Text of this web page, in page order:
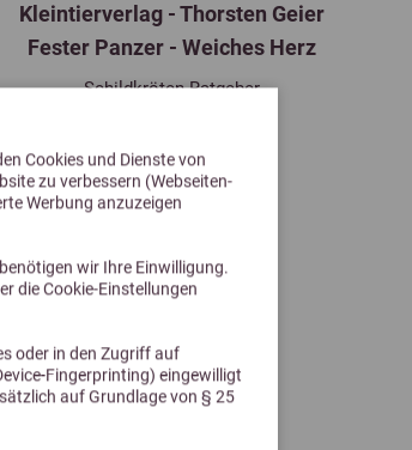
Cookies und Dienste von
zu verbessern (Webseiten-
Werbung anzuzeigen
wir Ihre Einwilligung.
die Cookie-Einstellungen
oder in den Zugriff auf
Fingerprinting) eingewilligt
auf Grundlage von § 25
Kleintierverlag - Thorsten Geier
Fester Panzer - Weiches Herz
Schildkröten-Ratgeber
14,80 €